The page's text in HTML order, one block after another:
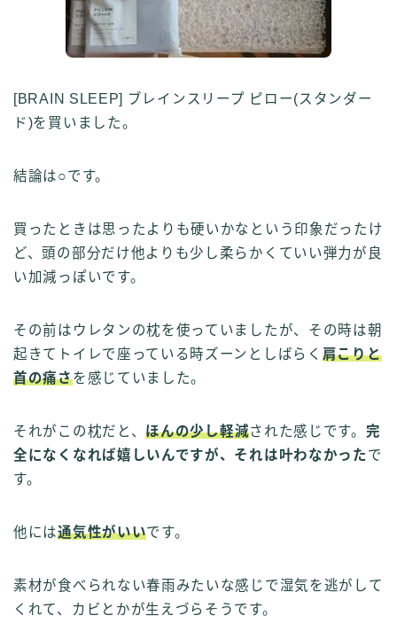
[BRAIN SLEEP] ブレインスリープ ピロー(スタンダー
ド)を買いました。
結論は○です。
買ったときは思ったよりも硬いかなという印象だったけ
ど、頭の部分だけ他よりも少し柔らかくていい弾力が良
い加減っぽいです。
その前はウレタンの枕を使っていましたが、その時は朝
起きてトイレで座っている時ズーンとしばらく 肩こりと
首の痛さを感じていました。
それがこの枕だと、ほんの少し軽減された感じです。 完
全になくなれば嬉しいんですが、それは叶わなかった で
す。
他には通気性がいいです。
素材が食べられない春雨みたいな感じで湿気を逃がして
くれて、カビとかが生えづらそうです。